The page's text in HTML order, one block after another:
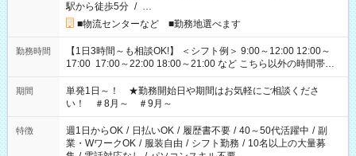
駅から徒歩5分 / …
■物流センターなど ■勤務地選べます
勤務時間
【1日3時間～も相談OK!】 ＜シフト例＞ 9:00～12:00 12:00～
17:00 17:00～22:00 18:00～21:00 など こちら以外の時間帯も
お気軽にご相談ください！
期間
単発1日～！ ★勤務開始日や期間はお気軽にご相談くださ
い！ ＃8月～ ＃9月～
特徴 週1日からOK / 日払いOK / 履歴書不要 / 40～50代活躍中 / 副
業・WワークOK / 服装自由 / シフト勤務 / 10名以上の大量募